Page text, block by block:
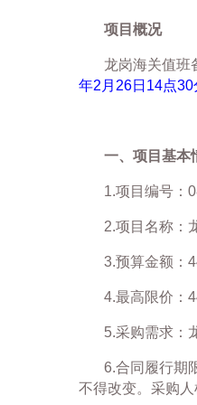
项目概况
龙岗海关值班
年2 月 26日 14点30
一、项目基本
1.项目编号：
2.项目名称：
3.预算金额：
4.最高限价：
5.采购需求：
6.合同履行期
不得改变。采购